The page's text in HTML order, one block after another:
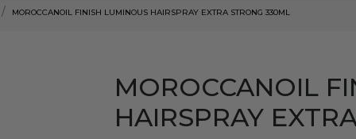
MOROCCANOIL FINISH LUMINOUS HAIRSPRAY EXTRA STRONG 330ML
MOROCCANOIL
HAIRSPRAY